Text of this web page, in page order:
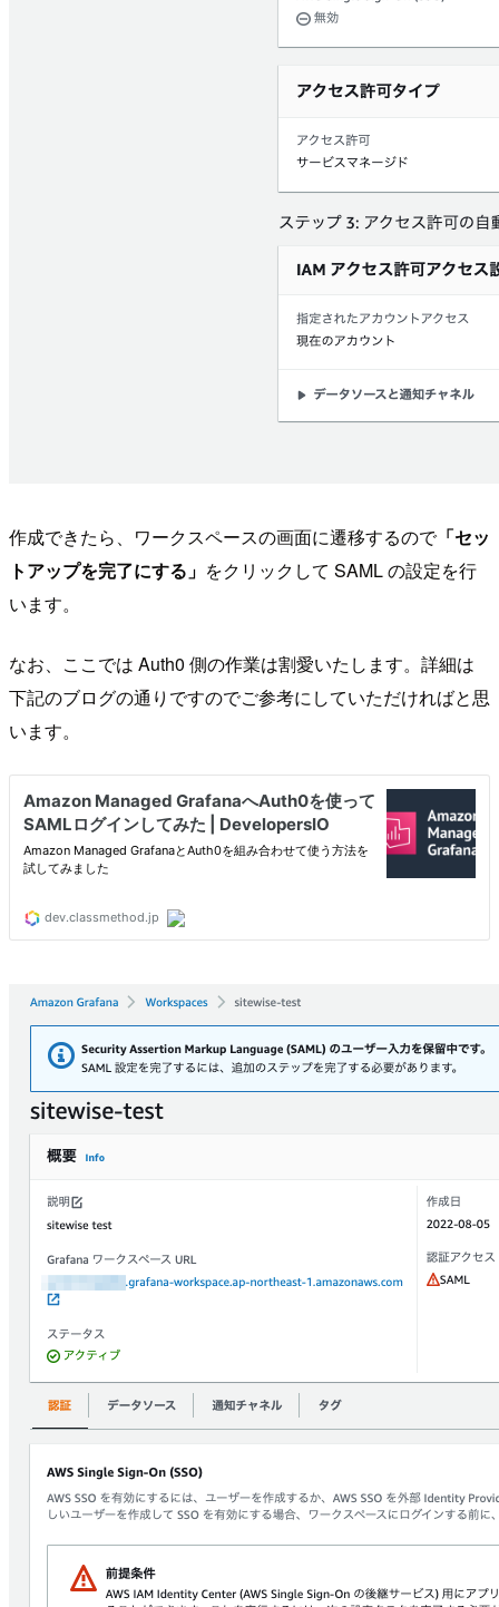
作成できたら、ワークスペースの画面に遷移するので「セッ
トアップを完了にする」 をクリックして SAML の設定を行
います。
なお、ここでは Auth0 側の作業は割愛いたします。詳細は
下記のブログの通りですのでご参考にしていただければと思
います。